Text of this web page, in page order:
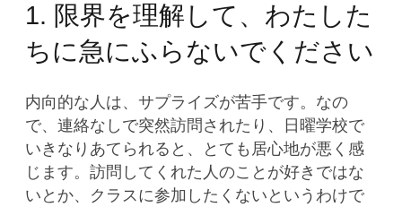
1. 限界を理解して、わたした
ちに急にふらないでください
内向的な人は、サプライズが苦手です。なの
で、連絡なしで突然訪問されたり、日曜学校で
いきなりあてられると、とても居心地が悪く感
じます。訪問してくれた人のことが好きではな
いとか、クラスに参加したくないというわけで